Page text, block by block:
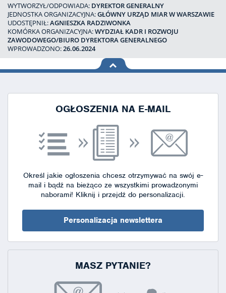
WYTWORZYŁ/ODPOWIADA: DYREKTOR GENERALNY
JEDNOSTKA ORGANIZACYJNA:GŁÓWNY URZĄD MIAR W WARSZAWIE
UDOSTĘPNIŁ:AGNIESZKA RADZIWONKA
KOMÓRKA ORGANIZACYJNA:WYDZIAŁ KADR I ROZWOJU
ZAWODOWEGO/BIURO DYREKTORA GENERALNEGO
WPROWADZONO:26.06.2024
na górę
OGŁOSZENIA NA E-MAIL
Określ jakie ogłoszenia chcesz otrzymywać na swój e-
mail i bądź na bieżąco ze wszystkimi prowadzonymi
naborami! Kliknij i przejdź do personalizacji.
Personalizacja newslettera
MASZ PYTANIE?